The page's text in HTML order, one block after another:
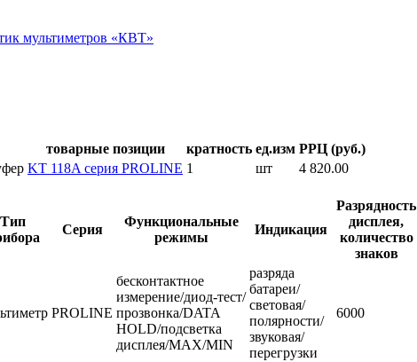
мультиметров «КВТ»
товарные позиции кратность ед.изм РРЦ (руб.)
KT 118A серия PROLINE 1 шт
4 820.00
Тип
Серия
Функциональные
режимы
Индикация
Разрядность
дисплея,
количество
знаков
PROLINE
бесконтактное
измерение/диод-тест/
прозвонка/DATA
HOLD/подсветка
дисплея/MAX/MIN
разряда
батареи/
световая/
полярности/
звуковая/
перегрузки
6000